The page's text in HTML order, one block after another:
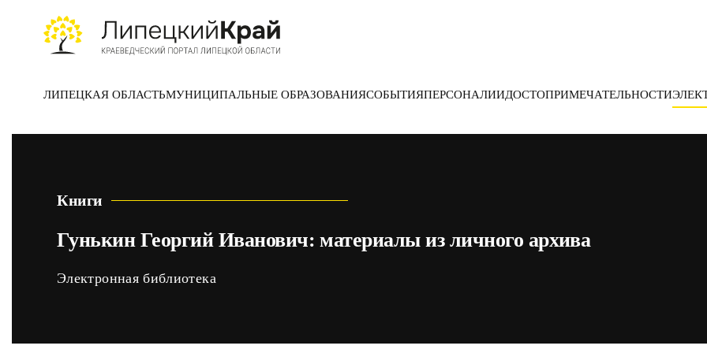
Skip to main content
ЛИПЕЦКАЯ ОБЛАСТЬМУНИЦИПАЛЬНЫЕ ОБРАЗОВАНИЯСОБЫТИЯПЕРСОНАЛИИДОСТОПРИМЕЧАТЕЛЬНОСТИ
Книги
Гунькин Георгий Иванович: материалы из личного архива
Электронная библиотека